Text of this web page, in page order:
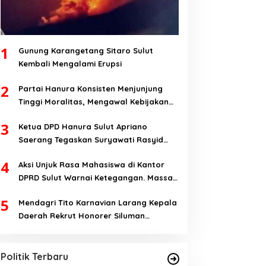
1
Gunung Karangetang Sitaro Sulut
Kembali Mengalami Erupsi
2
Partai Hanura Konsisten Menjunjung
Tinggi Moralitas, Mengawal Kebijakan
Keadilan Sosial
3
Ketua DPD Hanura Sulut Apriano
Saerang Tegaskan Suryawati Rasyid
Bendahara Periode 2026-2031
4
Aksi Unjuk Rasa Mahasiswa di Kantor
DPRD Sulut Warnai Ketegangan. Massa
Hanya Ada Satu Kata, Lawan!!
5
Mendagri Tito Karnavian Larang Kepala
Daerah Rekrut Honorer Siluman
Politik Terbaru
Di Berita, Politik, Sulut